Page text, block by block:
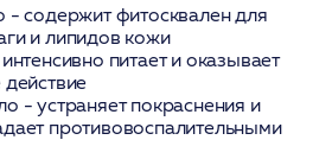
- содержит фитосквален для
и липидов кожи
питает и оказывает
действие
- устраняет покраснения и
противовоспалительными